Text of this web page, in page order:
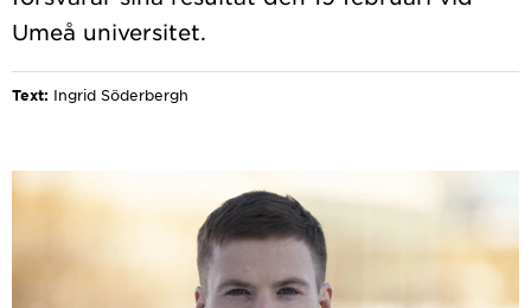
Text: Ingrid Söderbergh